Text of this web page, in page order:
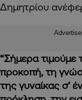
Δημητρίου
“Σήμερα τιμούμε
προκοπή, τη
της γυναίκας σ’